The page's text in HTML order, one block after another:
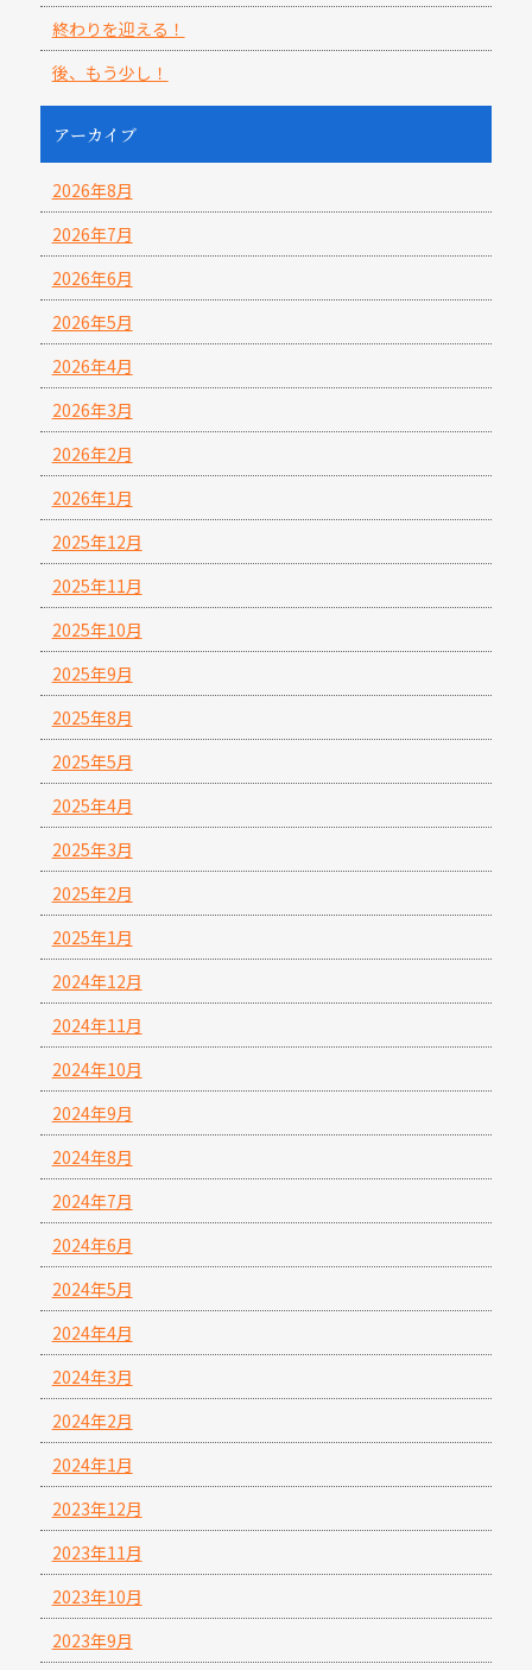
終わりを迎える！
後、もう少し！
アーカイブ
2026年8月
2026年7月
2026年6月
2026年5月
2026年4月
2026年3月
2026年2月
2026年1月
2025年12月
2025年11月
2025年10月
2025年9月
2025年8月
2025年5月
2025年4月
2025年3月
2025年2月
2025年1月
2024年12月
2024年11月
2024年10月
2024年9月
2024年8月
2024年7月
2024年6月
2024年5月
2024年4月
2024年3月
2024年2月
2024年1月
2023年12月
2023年11月
2023年10月
2023年9月